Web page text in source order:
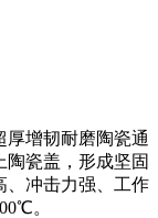
增韧耐磨陶瓷通
瓷盖，形成坚固
、冲击力强、工作
。